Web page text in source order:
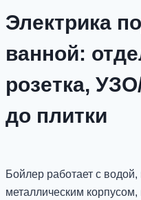
Электрика
ванной:
розетка,
до плитки
Бойлер работает с
металлическим корпусом,